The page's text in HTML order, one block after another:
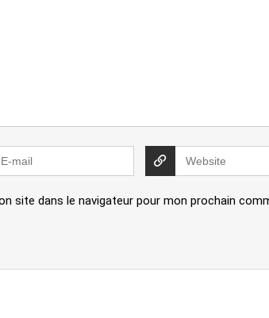
site dans le navigateur pour mon prochain